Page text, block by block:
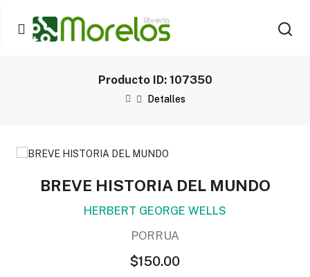
Producto ID: 107350
Detalles
BREVE HISTORIA DEL MUNDO
HERBERT GEORGE WELLS
PORRUA
$150.00